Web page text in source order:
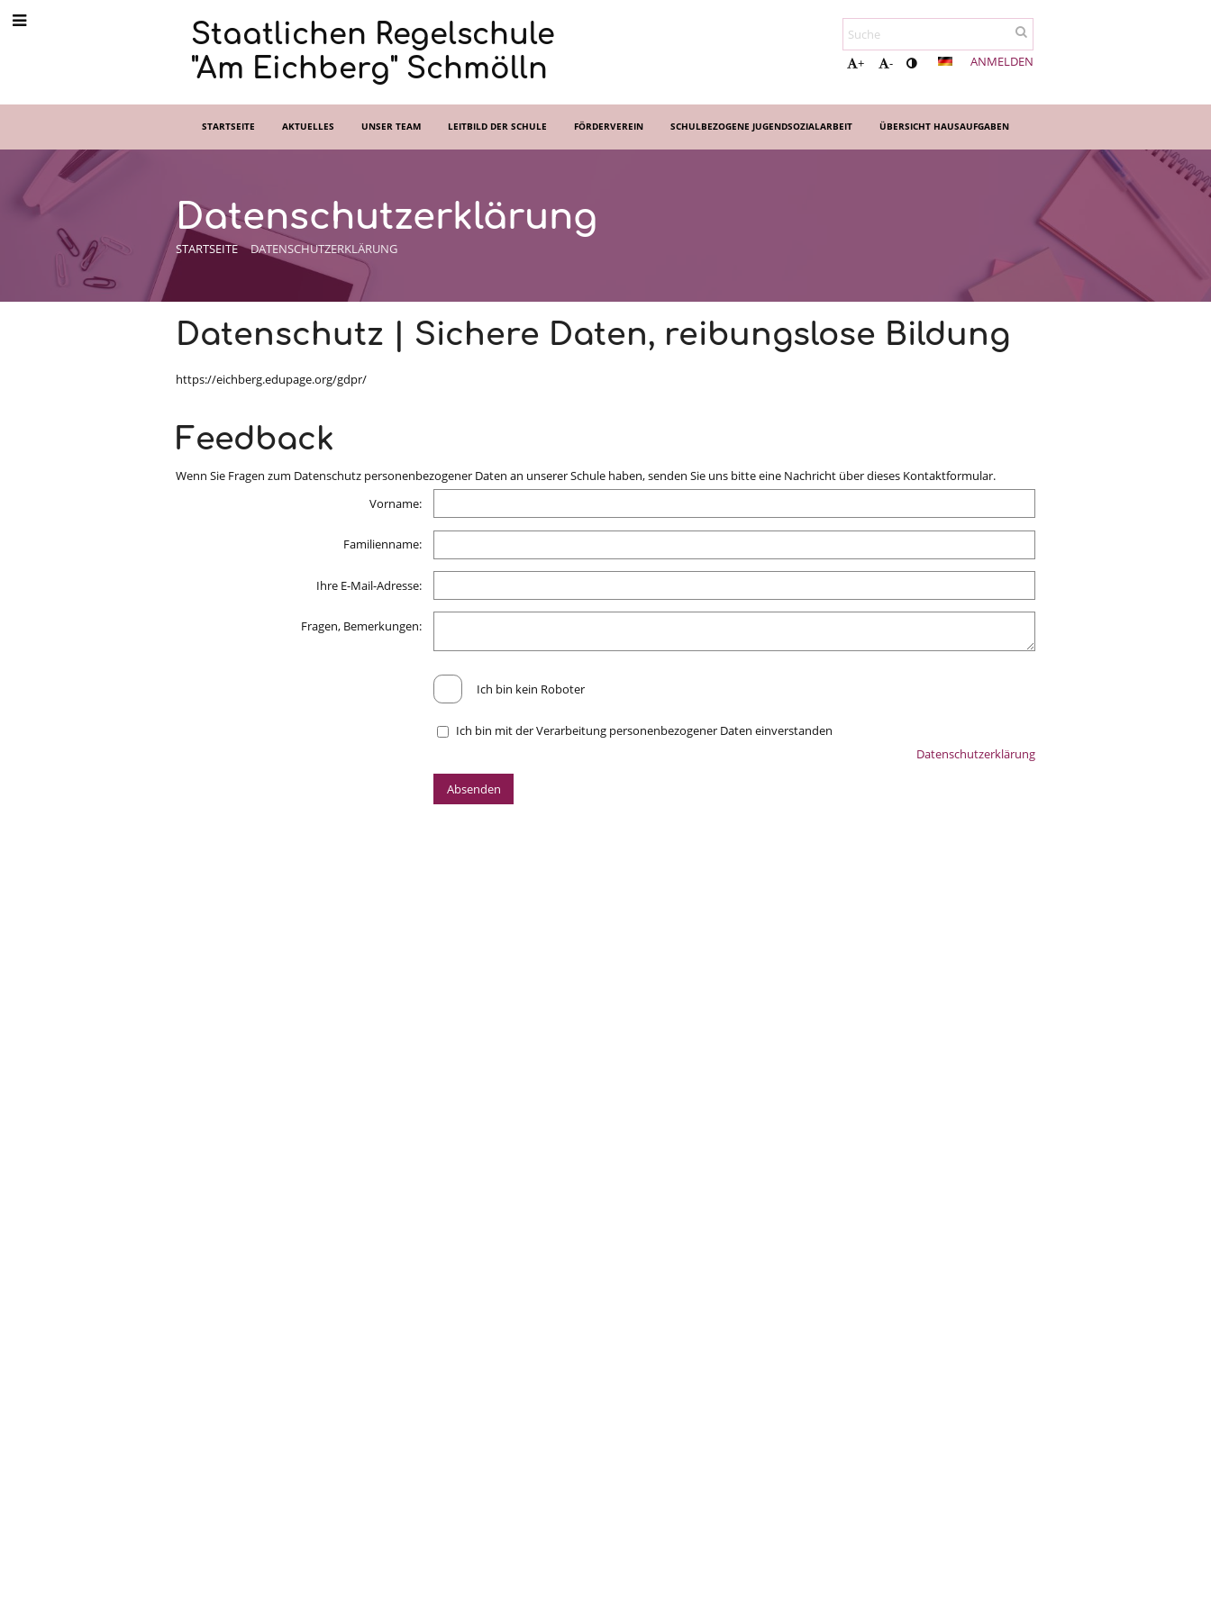
Staatlichen Regelschule
"Am Eichberg" Schmölln
+ - ANMELDEN
STARTSEITE AKTUELLES UNSER TEAM LEITBILD DER SCHULE FÖRDERVEREIN SCHULBEZOGENE JUGENDSOZIALARBEIT ÜBERSICHT HAUSAUFGABEN
Datenschutzerklärung
STARTSEITE DATENSCHUTZERKLÄRUNG
Datenschutzerklärung
Datenschutz | Sichere Daten, reibungslose Bildung
https://eichberg.edupage.org/gdpr/
Feedback
Wenn Sie Fragen zum Datenschutz personenbezogener Daten an unserer Schule haben, senden Sie uns bitte eine Nachricht über dieses Kontaktformular.
Vorname:
Familienname:
Ihre E-Mail-Adresse:
Fragen, Bemerkungen:
Ich bin kein Roboter
Ich bin mit der Verarbeitung personenbezogener Daten einverstanden
Datenschutzerklärung